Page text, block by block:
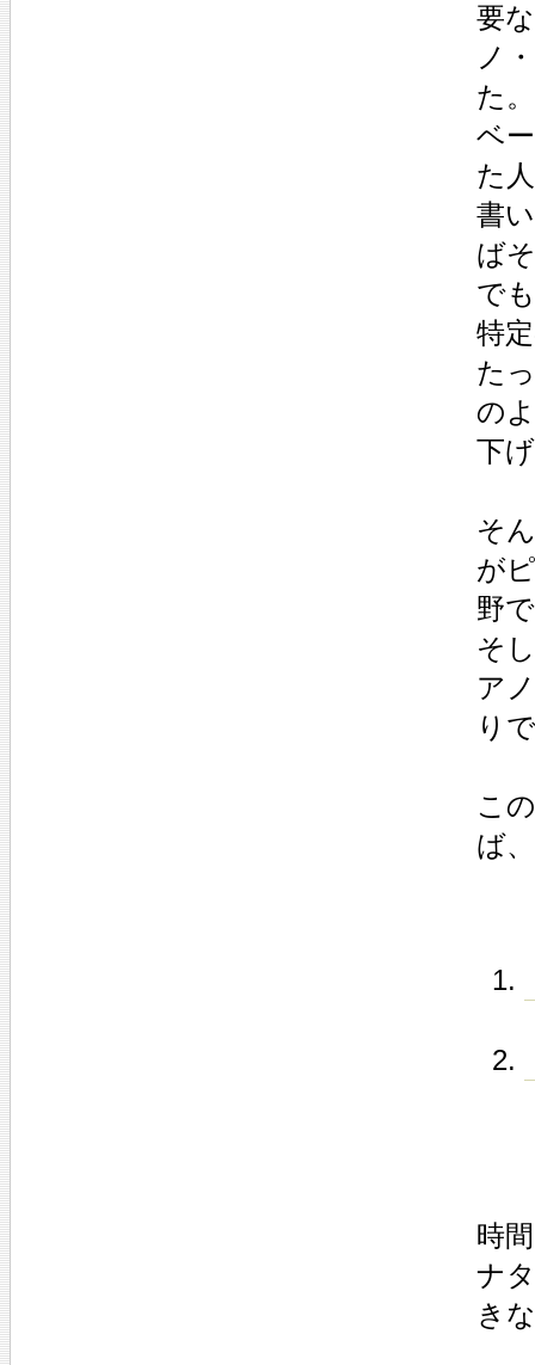
要
ノ
た。
ベ
た
書
ば
で
特
た
の
下
そ
が
野
そ
ア
り
こ
ば
時
ナ
き